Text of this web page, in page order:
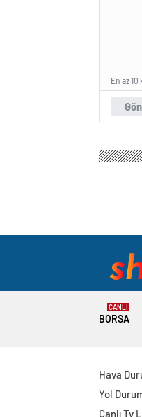
En az
BORSA
CANLI
Hava
Yol
Canlı Tv